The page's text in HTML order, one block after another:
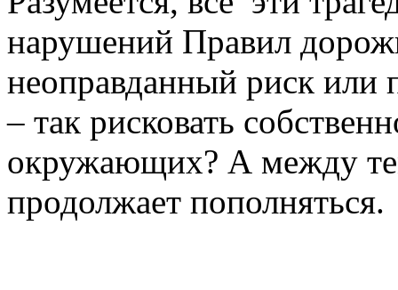
нарушений Правил
неоправданный риск или
– так рисковать
окружающих? А между
продолжает пополняться.